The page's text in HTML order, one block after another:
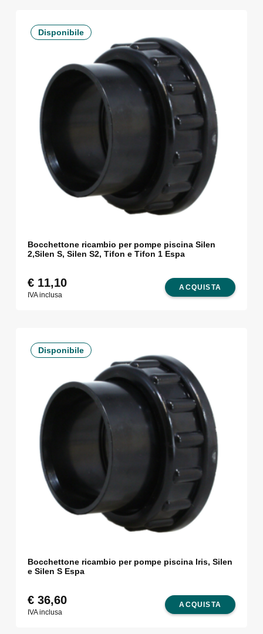
Disponibile
Bocchettone ricambio per pompe piscina Silen
2,Silen S, Silen S2, Tifon e Tifon 1 Espa
ACQUISTA
€11,10
IVA inclusa
Disponibile
Bocchettone ricambio per pompe piscina Iris, Silen
e Silen S Espa
ACQUISTA
€36,60
IVA inclusa